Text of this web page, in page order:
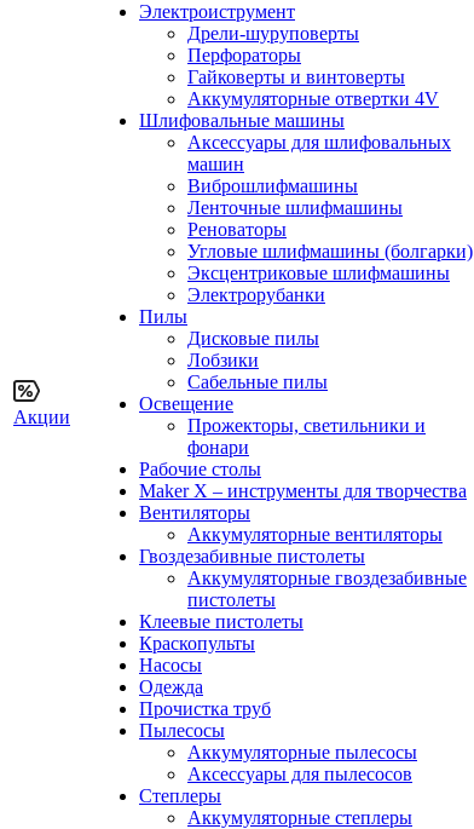
Акции
Электроиструмент
Дрели-шуруповерты
Перфораторы
Гайковерты и винтоверты
Аккумуляторные отвертки 4V
Шлифовальные машины
Аксессуары для шлифовальных
машин
Виброшлифмашины
Ленточные шлифмашины
Реноваторы
Угловые шлифмашины (болгарки)
Эксцентриковые шлифмашины
Электрорубанки
Пилы
Дисковые пилы
Лобзики
Сабельные пилы
Освещение
Прожекторы, светильники и
фонари
Рабочие столы
Maker X – инструменты для творчества
Вентиляторы
Аккумуляторные вентиляторы
Гвоздезабивные пистолеты
Аккумуляторные гвоздезабивные
пистолеты
Клеевые пистолеты
Краскопульты
Насосы
Одежда
Прочистка труб
Пылесосы
Аккумуляторные пылесосы
Аксессуары для пылесосов
Степлеры
Аккумуляторные степлеры